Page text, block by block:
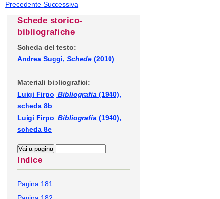
PrecedenteSuccessiva
Schede storico-
bibliografiche
Scheda del testo:
Andrea Suggi, Schede (2010)
Materiali bibliografici:
Luigi Firpo, Bibliografia (1940),
scheda 8b
Luigi Firpo, Bibliografia (1940),
scheda 8e
Indice
Pagina 181
Pagina 182